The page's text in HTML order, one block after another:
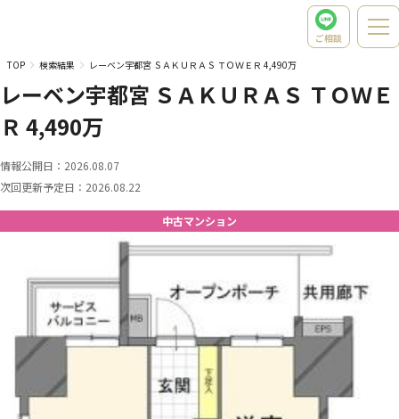
ご相談
TOP
検索結果 レーベン宇都宮 ＳＡＫＵＲＡＳ ＴＯＷＥＲ 4,490万
レーベン宇都宮 ＳＡＫＵＲＡＳ ＴＯＷＥ
Ｒ 4,490万
情報公開日： 2026.08.07
次回更新予定日： 2026.08.22
中古マンション